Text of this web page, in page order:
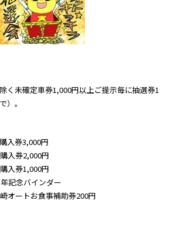
未確定車券1,000円以上ご提示毎に抽選券1
）。
券3,000円
券2,000円
券1,000円
念バインダー
ートお食事補助券200円